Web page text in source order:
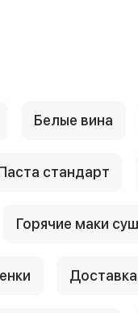
Белые вина
стандарт
Горячие маки